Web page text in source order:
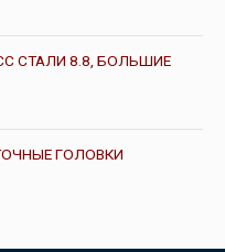
СТАЛИ 8.8, БОЛЬШИЕ
ГОЛОВКИ